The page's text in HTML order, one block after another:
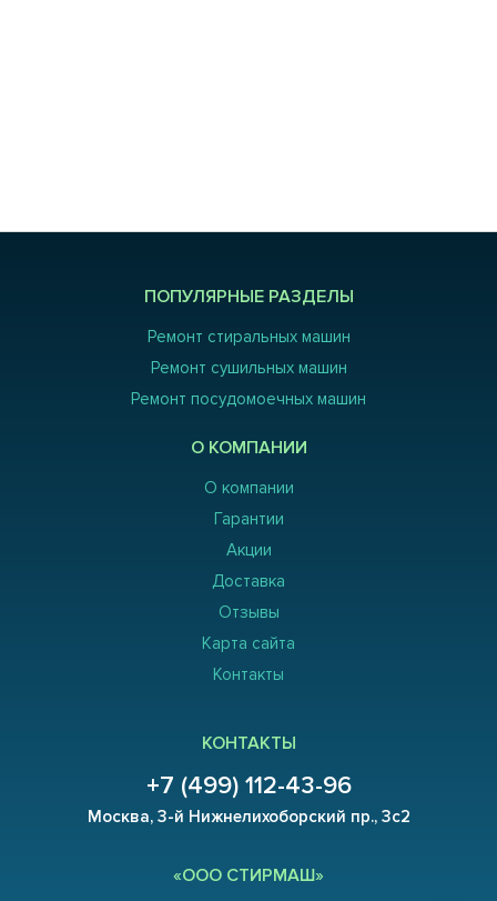
ПОПУЛЯРНЫЕ РАЗДЕЛЫ
Ремонт стиральных машин
Ремонт сушильных машин
Ремонт посудомоечных машин
О КОМПАНИИ
О компании
Гарантии
Акции
Доставка
Отзывы
Карта сайта
Контакты
КОНТАКТЫ
+7 (499) 112-43-96
Москва, 3-й Нижнелихоборский пр., 3с2
«ООО СТИРМАШ»